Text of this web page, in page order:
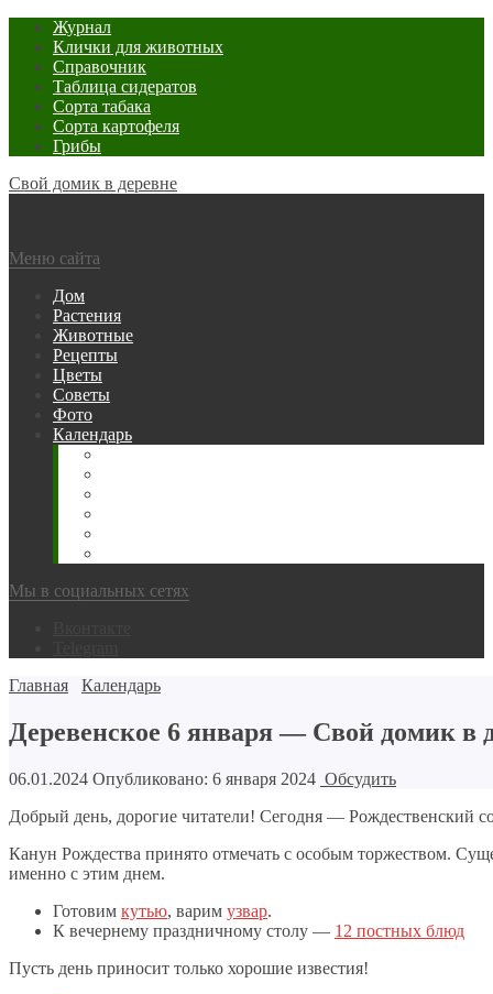
Журнал
Клички для животных
Справочник
Таблица сидератов
Сорта табака
Сорта картофеля
Грибы
Свой домик в деревне
Меню сайта
Дом
Растения
Животные
Рецепты
Цветы
Советы
Фото
Календарь
Мы в социальных сетях
Главная
Календарь
Деревенское 6 января — Свой домик в
06.01.2024 Опубликовано: 6 января 2024 Обсудить
Добрый день, дорогие читатели! Сегодня — Рождественский
Канун Рождества принято отмечать с особым торжеством.
именно с этим днем.
Готовим кутью, варим узвар.
К вечернему праздничному столу — 12 постных блюд
Пусть день приносит только хорошие известия!